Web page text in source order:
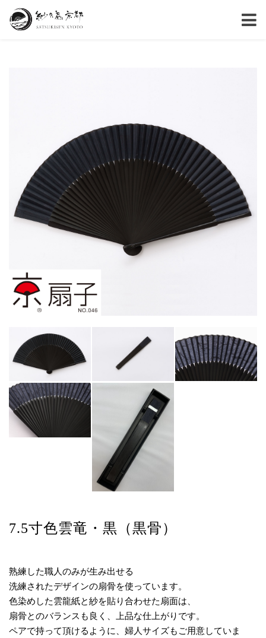
7.5寸色雲竜・黒（黒骨）
熟練した職人のみが生み出せる
洗練されたデザインの扇骨を使っています。
色染めした雲龍紙と紗を貼り合わせた扇面は、
扇骨とのバランスも良く、上品な仕上がりです。
ペアで持って頂けるように、婦人サイズもご用意していま